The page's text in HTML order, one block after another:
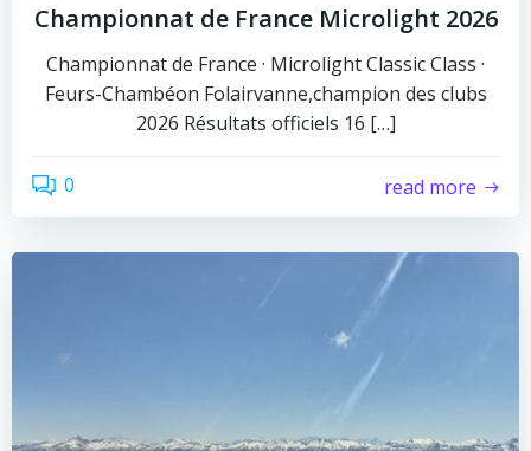
Championnat de France Microlight 2026
Championnat de France · Microlight Classic Class ·
Feurs-Chambéon Folairvanne,champion des clubs
2026 Résultats officiels 16 […]
0 read more